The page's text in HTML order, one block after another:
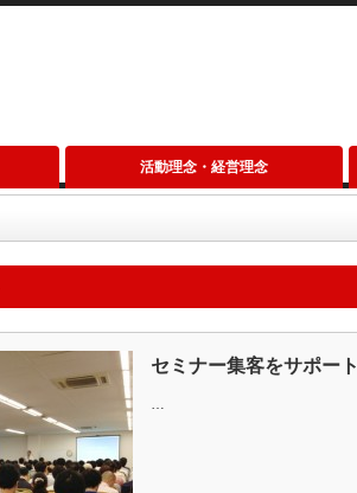
活動理念・経営理念
セミナー集客をサポート
…